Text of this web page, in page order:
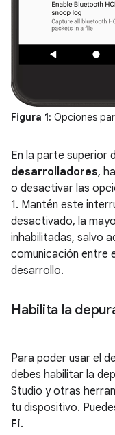
Figura 1: Opciones
En la parte superior
desarrolladores,
o desactivar las
1. Mantén este
desactivado, la
inhabilitadas, salvo
comunicación entre
desarrollo.
Habilita la
Para poder usar el
debes habilitar la
Studio y otras
tu dispositivo.
Fi.